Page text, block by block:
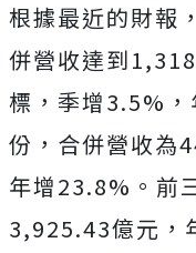
根據最近的財報
併營收達到
標，季增3.5%
份，合併營收為
年增23.8%。前
3,925.43億元，